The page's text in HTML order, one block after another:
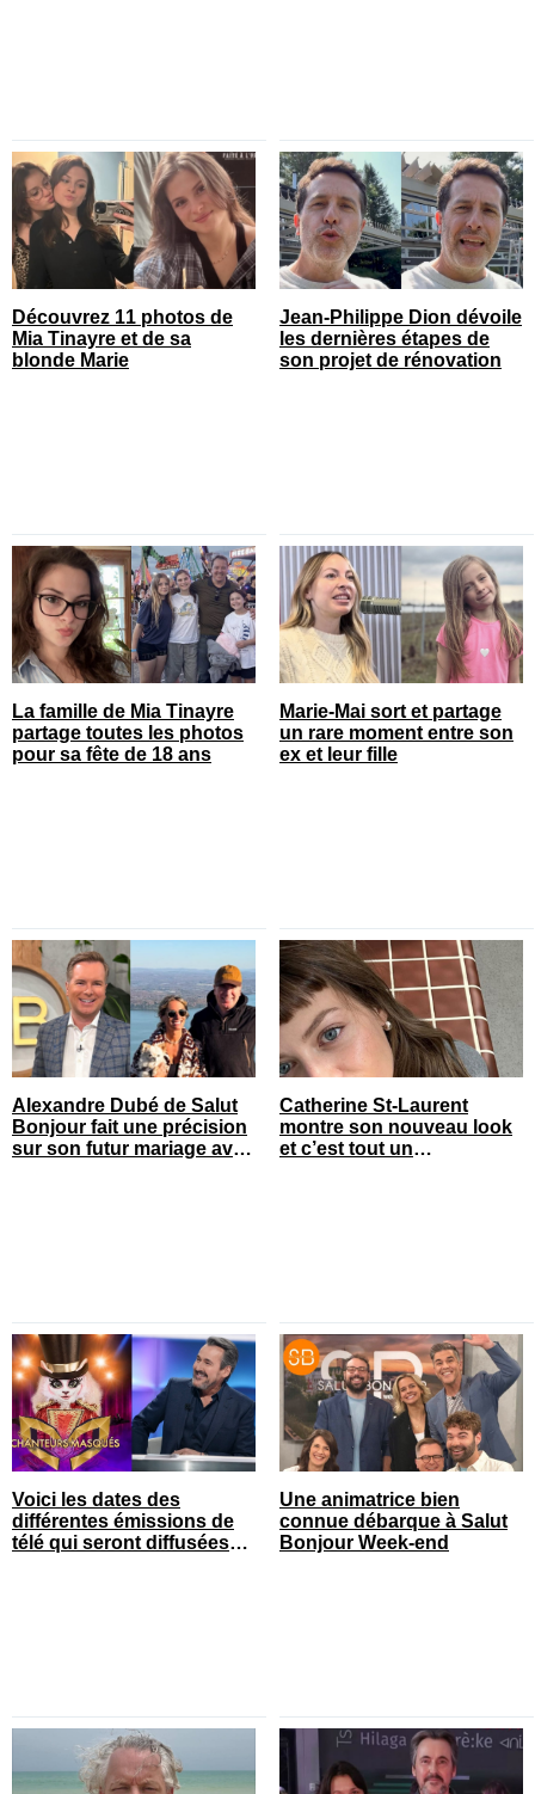
Découvrez 11 photos de
Mia Tinayre et de sa
blonde Marie
Jean-Philippe Dion dévoile
les dernières étapes de
son projet de rénovation
La famille de Mia Tinayre
partage toutes les photos
pour sa fête de 18 ans
Marie-Mai sort et partage
un rare moment entre son
ex et leur fille
Alexandre Dubé de Salut
Bonjour fait une précision
sur son futur mariage avec
Catherine St-Laurent
montre son nouveau look
et c’est tout un
Voici les dates des
différentes émissions de
télé qui seront diffusées
Une animatrice bien
connue débarque à Salut
Bonjour Week-end